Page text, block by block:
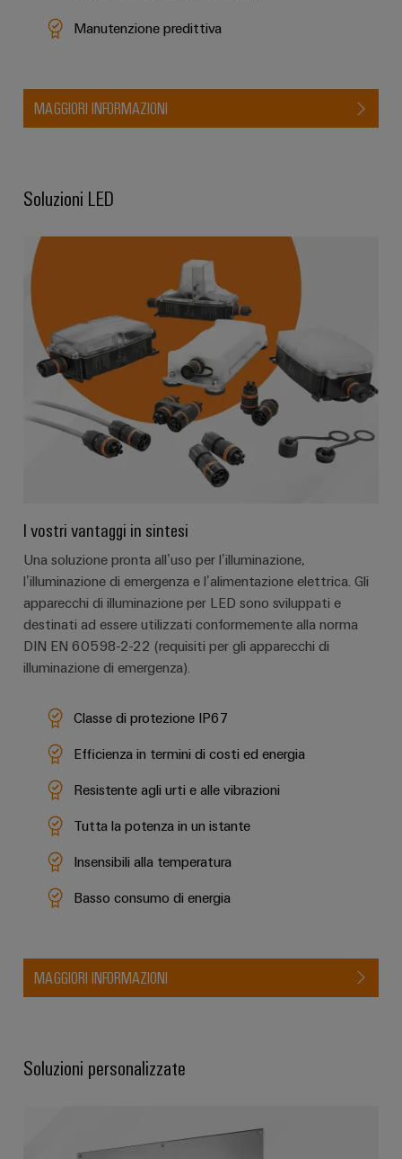
Manutenzione predittiva
MAGGIORI INFORMAZIONI
Soluzioni LED
I vostri vantaggi in sintesi
Una soluzione pronta all’uso per l’illuminazione,
l’illuminazione di emergenza e l’alimentazione elettrica. Gli
apparecchi di illuminazione per LED sono sviluppati e
destinati ad essere utilizzati conformemente alla norma
DIN EN 60598-2-22 (requisiti per gli apparecchi di
illuminazione di emergenza).
Classe di protezione IP67
Efficienza in termini di costi ed energia
Resistente agli urti e alle vibrazioni
Tutta la potenza in un istante
Insensibili alla temperatura
Basso consumo di energia
MAGGIORI INFORMAZIONI
Soluzioni personalizzate